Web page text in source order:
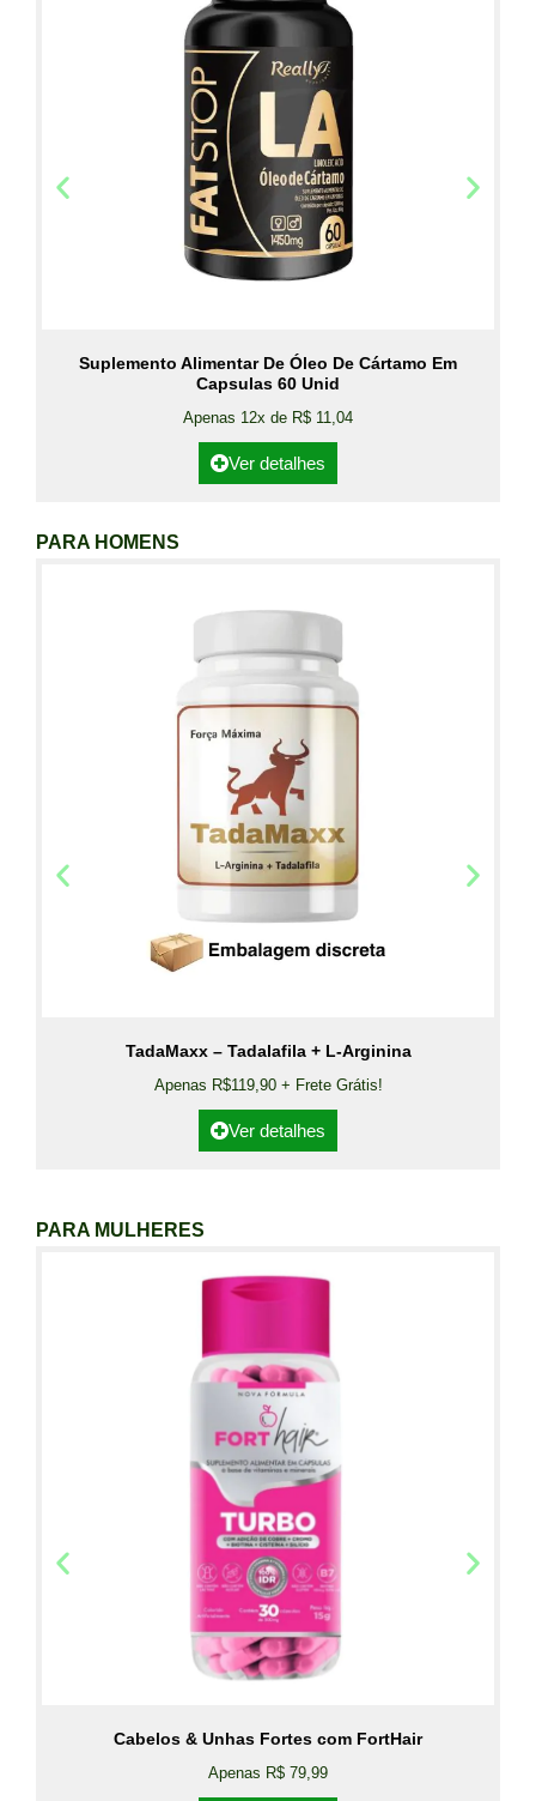
Suplemento Alimentar De Óleo De Cártamo Em
Capsulas 60 Unid
Apenas 12x de R$ 11,04
Ver detalhes
PARA HOMENS
TadaMaxx – Tadalafila + L-Arginina
Apenas R$119,90 + Frete Grátis!
Ver detalhes
PARA MULHERES
Cabelos & Unhas Fortes com FortHair
Apenas R$ 79,99